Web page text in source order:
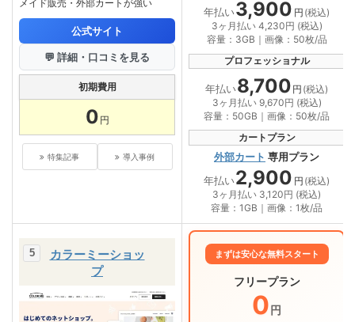
メイド販売・外部カートが強い
公式サイト
💬 詳細・口コミを見る
初期費用
0 円
特集記事 導入事例
年払い3,900 円 (税込)
3ヶ月払い 4,230円 (税込)
容量：3GB｜画像：50枚/品
プロフェッショナル
年払い8,700 円 (税込)
3ヶ月払い 9,670円 (税込)
容量：50GB｜画像：50枚/品
カートプラン
外部カート 専用プラン
年払い2,900 円 (税込)
3ヶ月払い 3,120円 (税込)
容量：1GB｜画像：1枚/品
カラーミーショッ
プ
まずは安心な無料スタート
フリープラン
0円